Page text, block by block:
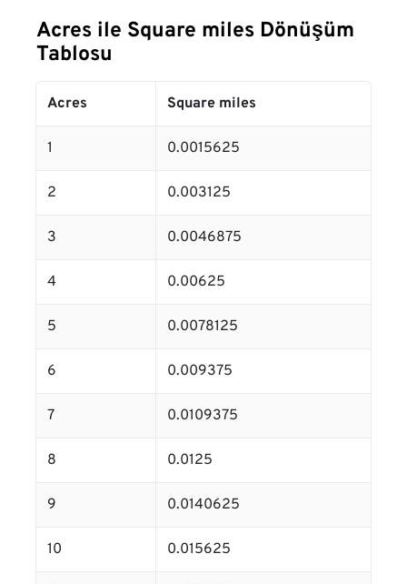
Acres ile Square miles Dönüşüm
Tablosu
Acres Square miles
1 0.0015625
2 0.003125
3 0.0046875
4 0.00625
5 0.0078125
6 0.009375
7 0.0109375
8 0.0125
9 0.0140625
10 0.015625